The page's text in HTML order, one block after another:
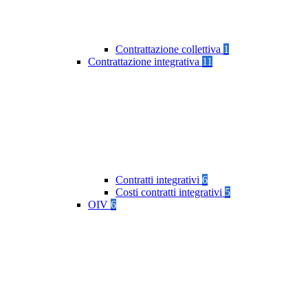
Contrattazione collettiva 1
Contrattazione integrativa 11
Contratti integrativi 6
Costi contratti integrativi 5
OIV 6